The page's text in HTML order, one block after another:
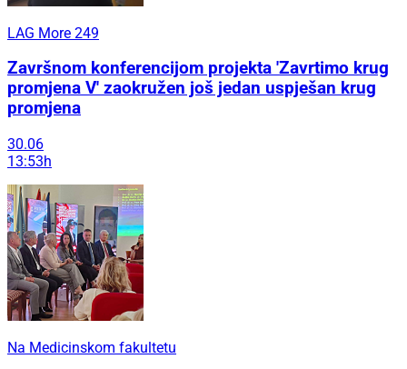
LAG More 249
Završnom konferencijom projekta 'Zavrtimo krug
promjena V' zaokružen još jedan uspješan krug
promjena
30.06
13:53h
Na Medicinskom fakultetu